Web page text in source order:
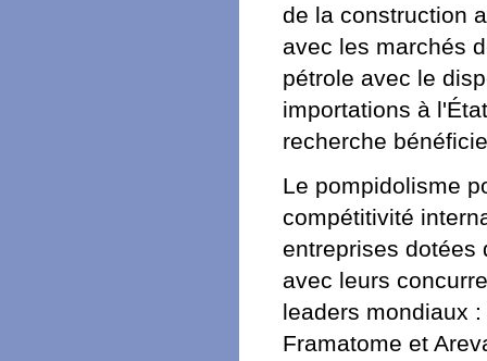
de la construction
avec les marchés
pétrole avec le
importations à
recherche
Le pompidolisme
compétitivité
entreprises dotées
avec leurs
leaders mondiaux
Framatome et